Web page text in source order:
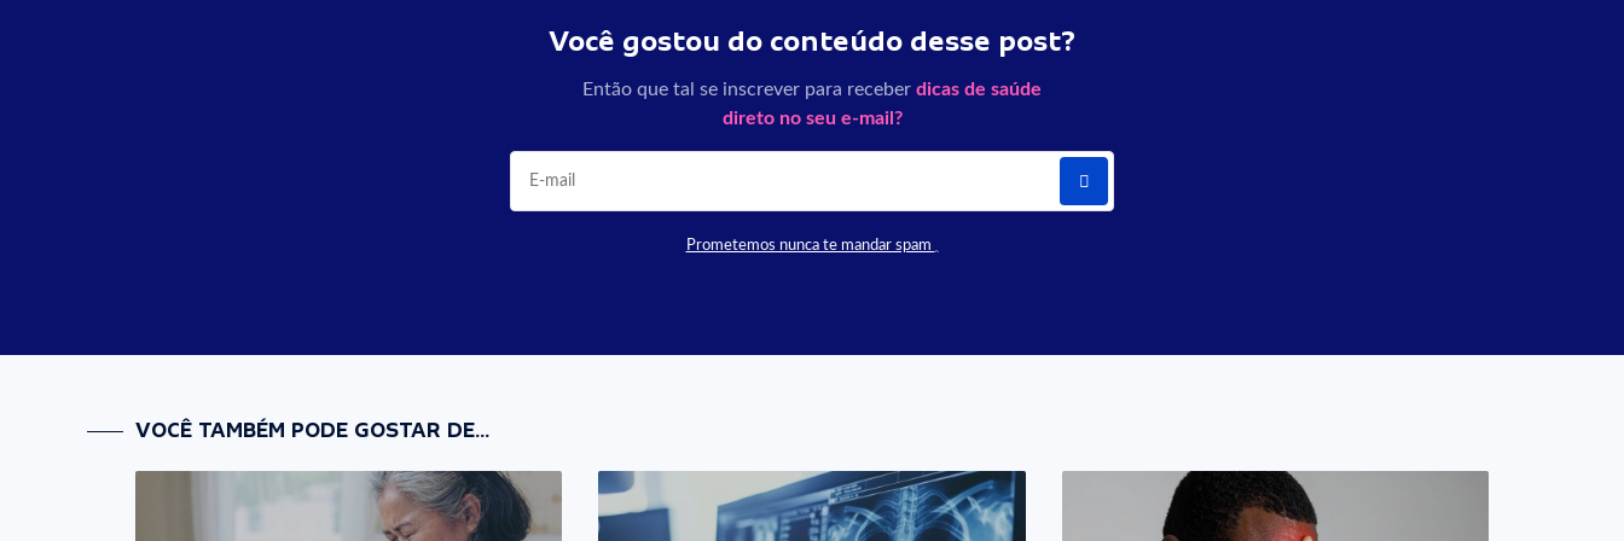
Você gostou do conteúdo desse post?
Então que tal se inscrever para receber dicas de saúde
direto no seu e-mail?
Prometemos nunca te mandar spam
VOCÊ TAMBÉM PODE GOSTAR DE...